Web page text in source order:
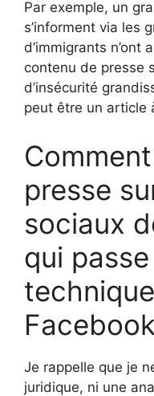
Par exemple, un
s’informent via les
d’immigrants n’ont
contenu de presse
d’insécurité
peut être un article
presse
sociaux
qui
Facebook
Je rappelle que je
juridique, ni une